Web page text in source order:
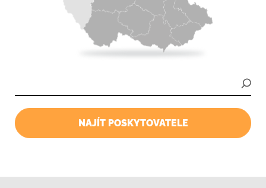
NAJÍT POSKYTOVATELE